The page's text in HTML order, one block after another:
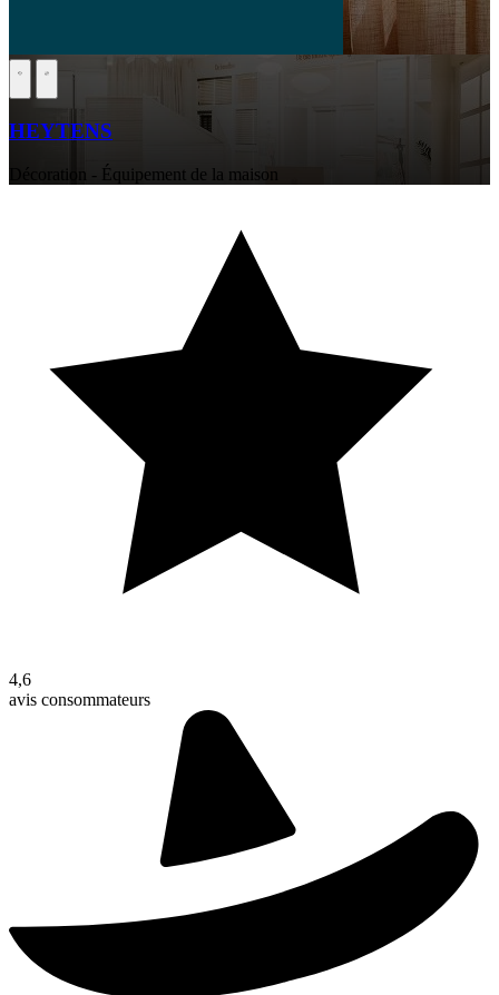
HEYTENS
Décoration - Équipement de la maison
4,6
avis consommateurs